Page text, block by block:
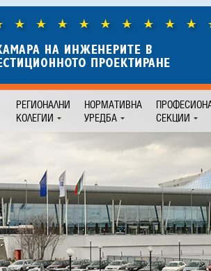
РЕГИОНАЛНИ
КОЛЕГИИ
НОРМАТИВНА
УРЕДБА
СЕКЦИИ